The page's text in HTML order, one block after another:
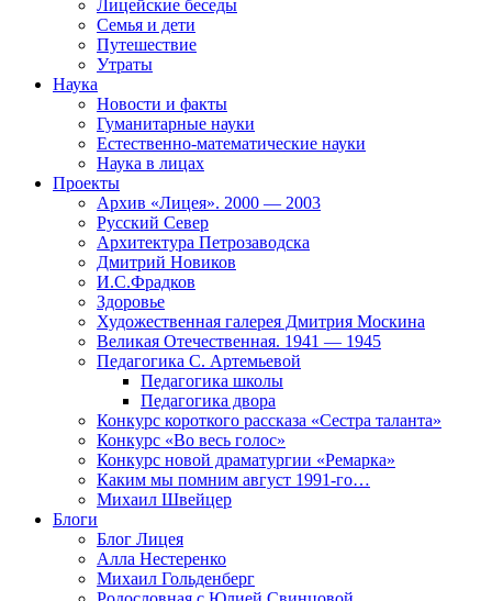
Лицейские беседы
Семья и дети
Путешествие
Утраты
Наука
Новости и факты
Гуманитарные науки
Естественно-математические науки
Наука в лицах
Проекты
Архив «Лицея». 2000 — 2003
Русский Север
Архитектура Петрозаводска
Дмитрий Новиков
И.С.Фрадков
Здоровье
Художественная галерея Дмитрия Москина
Великая Отечественная. 1941 — 1945
Педагогика С. Артемьевой
Педагогика школы
Педагогика двора
Конкурс короткого рассказа «Сестра таланта»
Конкурс «Во весь голос»
Конкурс новой драматургии «Ремарка»
Каким мы помним август 1991-го…
Михаил Швейцер
Блоги
Блог Лицея
Алла Нестеренко
Михаил Гольденберг